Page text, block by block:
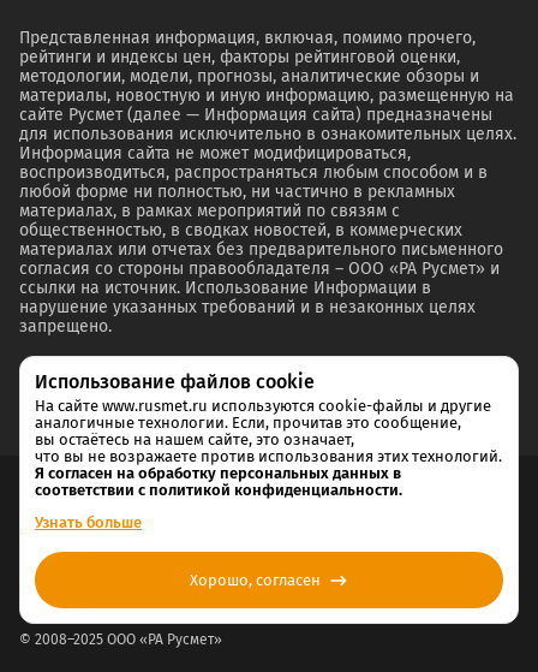
Представленная информация, включая, помимо прочего,
рейтинги и индексы цен, факторы рейтинговой оценки,
методологии, модели, прогнозы, аналитические обзоры и
материалы, новостную и иную информацию, размещенную на
сайте Русмет (далее — Информация сайта) предназначены
для использования исключительно в ознакомительных целях.
Информация сайта не может модифицироваться,
воспроизводиться, распространяться любым способом и в
любой форме ни полностью, ни частично в рекламных
материалах, в рамках мероприятий по связям с
общественностью, в сводках новостей, в коммерческих
материалах или отчетах без предварительного письменного
согласия со стороны правообладателя – ООО «РА Русмет» и
ссылки на источник. Использование Информации в
нарушение указанных требований и в незаконных целях
запрещено.
© 2008–2025 ООО «РА Русмет»
Согласие на обработку и хранение персональных данных
Политика конфиденциальности
Использование файлов cookie
На сайте www.rusmet.ru используются cookie-файлы и другие
аналогичные технологии. Если, прочитав это сообщение,
вы остаётесь на нашем сайте, это означает,
что вы не возражаете против использования этих технологий.
Я согласен на обработку персональных данных в
соответствии с политикой конфиденциальности.
Узнать больше
Хорошо, согласен